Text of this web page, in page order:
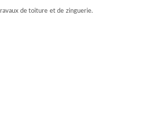
de toiture et de zinguerie.